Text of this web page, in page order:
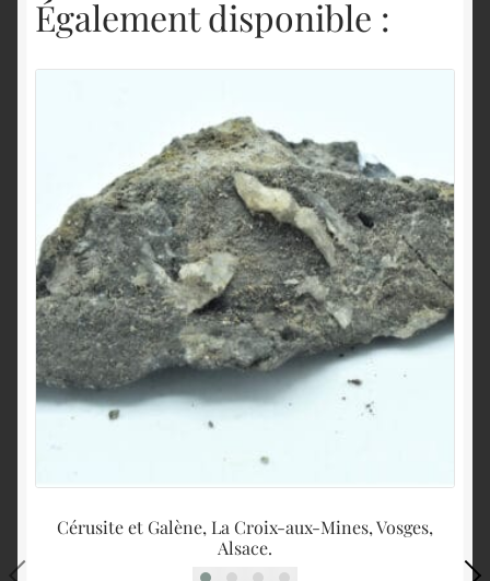
Également disponible :
Cérusite et Galène, La Croix-aux-Mines, Vosges,
Alsace.